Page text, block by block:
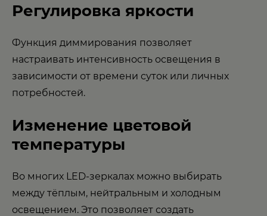
Регулировка яркости
Функция диммирования позволяет
настраивать интенсивность освещения в
зависимости от времени суток или личных
потребностей.
Изменение цветовой
температуры
Во многих LED-зеркалах можно выбирать
между тёплым, нейтральным и холодным
освещением. Это позволяет создать